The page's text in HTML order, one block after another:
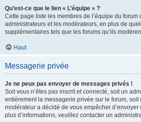
Qu’est-ce que le lien « L’équipe » ?
Cette page liste les membres de l’équipe du forum
administrateurs et les modérateurs, en plus de
supplémentaires tels que les forums qu’ils
Haut
Messagerie privée
Je ne peux pas envoyer de messages privés !
Soit vous n’êtes pas inscrit et connecté, soit un
entièrement la messagerie privée sur le forum, soit
modérateur a décidé de vous empêcher
plus d’informations, veuillez contacter un